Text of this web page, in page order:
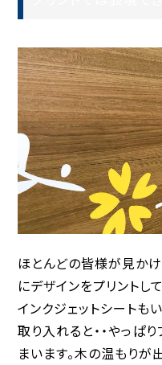
ほとんどの皆様が見か
にデザインをプリントし
インクジェットシートも
取り入れると・・やっぱ
まいます。木の温もりが